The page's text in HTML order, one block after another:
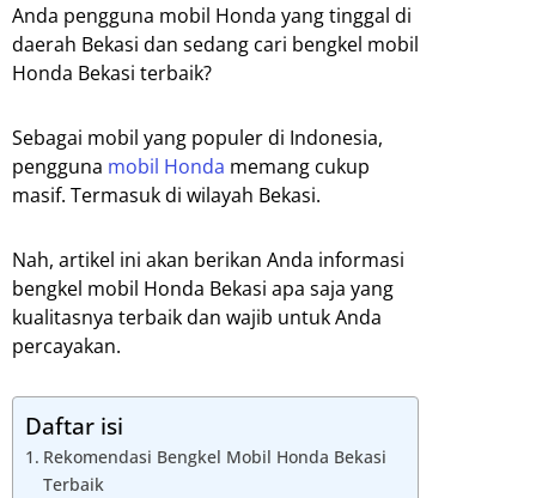
Anda pengguna mobil Honda yang tinggal di
daerah Bekasi dan sedang cari bengkel mobil
Honda Bekasi terbaik?
Sebagai mobil yang populer di Indonesia,
pengguna mobil Honda memang cukup
masif. Termasuk di wilayah Bekasi.
Nah, artikel ini akan berikan Anda informasi
bengkel mobil Honda Bekasi apa saja yang
kualitasnya terbaik dan wajib untuk Anda
percayakan.
Daftar isi
Rekomendasi Bengkel Mobil Honda Bekasi
Terbaik